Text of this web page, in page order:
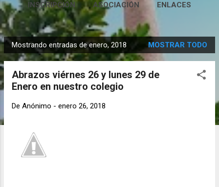
INSCRIPCIÓN ASOCIACIÓN ENLACES
CONTACTO MÁS… HUERTO ESCOLAR
E
n
Mostrando entradas de enero, 2018 MOSTRAR TODO
Abrazos viérnes 26 y lunes 29 de
Enero en nuestro colegio
De Anónimo - enero 26, 2018